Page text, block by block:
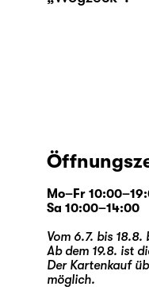
Mo–Fr
Sa 10:00–14:00
Vom 6.7. bis
Ab dem 19.8. ist
Der Kartenkauf
möglich.